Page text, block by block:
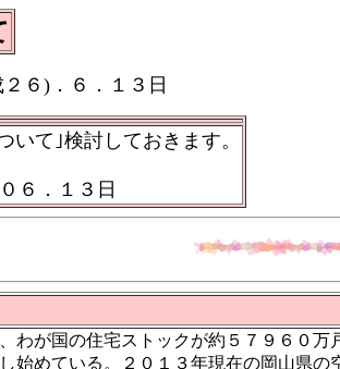
２６)．６．１３日
て｣検討しておきます。
６．１３日
わが国の住宅ストックが約５７９６０
始めている。２０１３年現在の岡山県